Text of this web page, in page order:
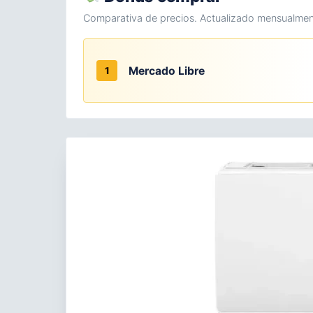
Comparativa de precios. Actualizado
1 Mercado Libre